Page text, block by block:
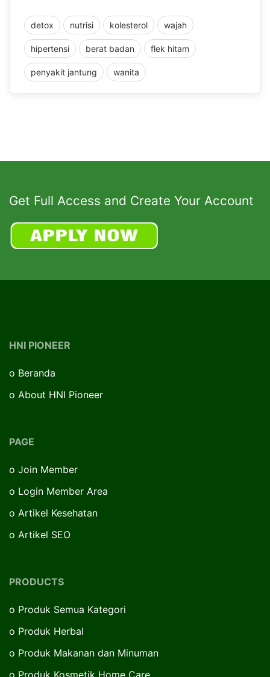
detox nutrisi kolesterol wajah
hipertensi berat badan flek hitam
penyakit jantung wanita
Get Full Access and Create Your Account
HNI PIONEER
o Beranda
o About HNI Pioneer
PAGE
o Join Member
o Login Member Area
o Artikel Kesehatan
o Artikel SEO
PRODUCTS
o Produk Semua Kategori
o Produk Herbal
o Produk Makanan dan Minuman
o Produk Kosmetik Home Care